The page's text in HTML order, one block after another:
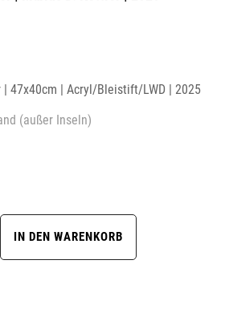
47x40cm | Acryl/Bleistift/LWD | 2025
(außer Inseln)